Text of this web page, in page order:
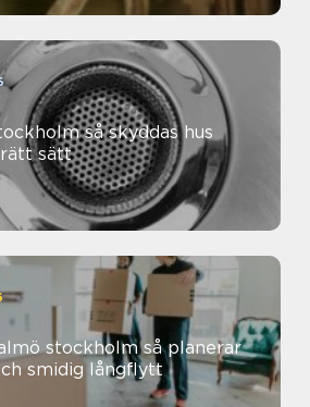
skyddas hus
sätt
så planerar
smidig långflytt